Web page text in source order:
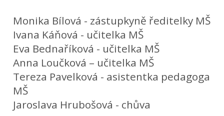
Monika Bílová - zástupkyně ředitelky MŠ
Ivana Káňová - učitelka MŠ
Eva Bednaříková - učitelka MŠ
Anna Loučková – učitelka MŠ
Tereza Pavelková - asistentka pedagoga
MŠ
Jaroslava Hrubošová - chůva